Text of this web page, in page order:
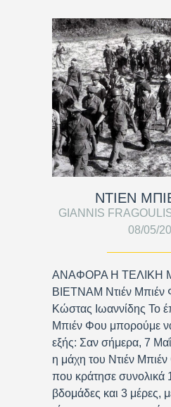
ΝΤΙΕΝ
GIANNIS
08/05/
ΑΝΑΦΟΡΑ Η ΤΕΛΙΚΗ
ΒΙΕΤΝΑΜ Ντιέν Μπιέν
Κώστας Ιωαννίδης Το
Μπιέν Φου μπορούμε
εξής: Σαν σήμερα, 7
η μάχη του Ντιέν
που κράτησε συνολικά
βδομάδες και 3 μέρες,